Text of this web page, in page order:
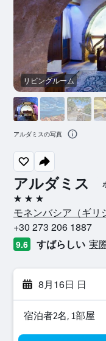
アルダミス
3つ星
モネンバシア​（ギリ
+30 273 206 1887
9.6 すばらしい 実
8月16日 日
宿泊者2名, 1​部屋
リビングルーム
アルダミスの写真